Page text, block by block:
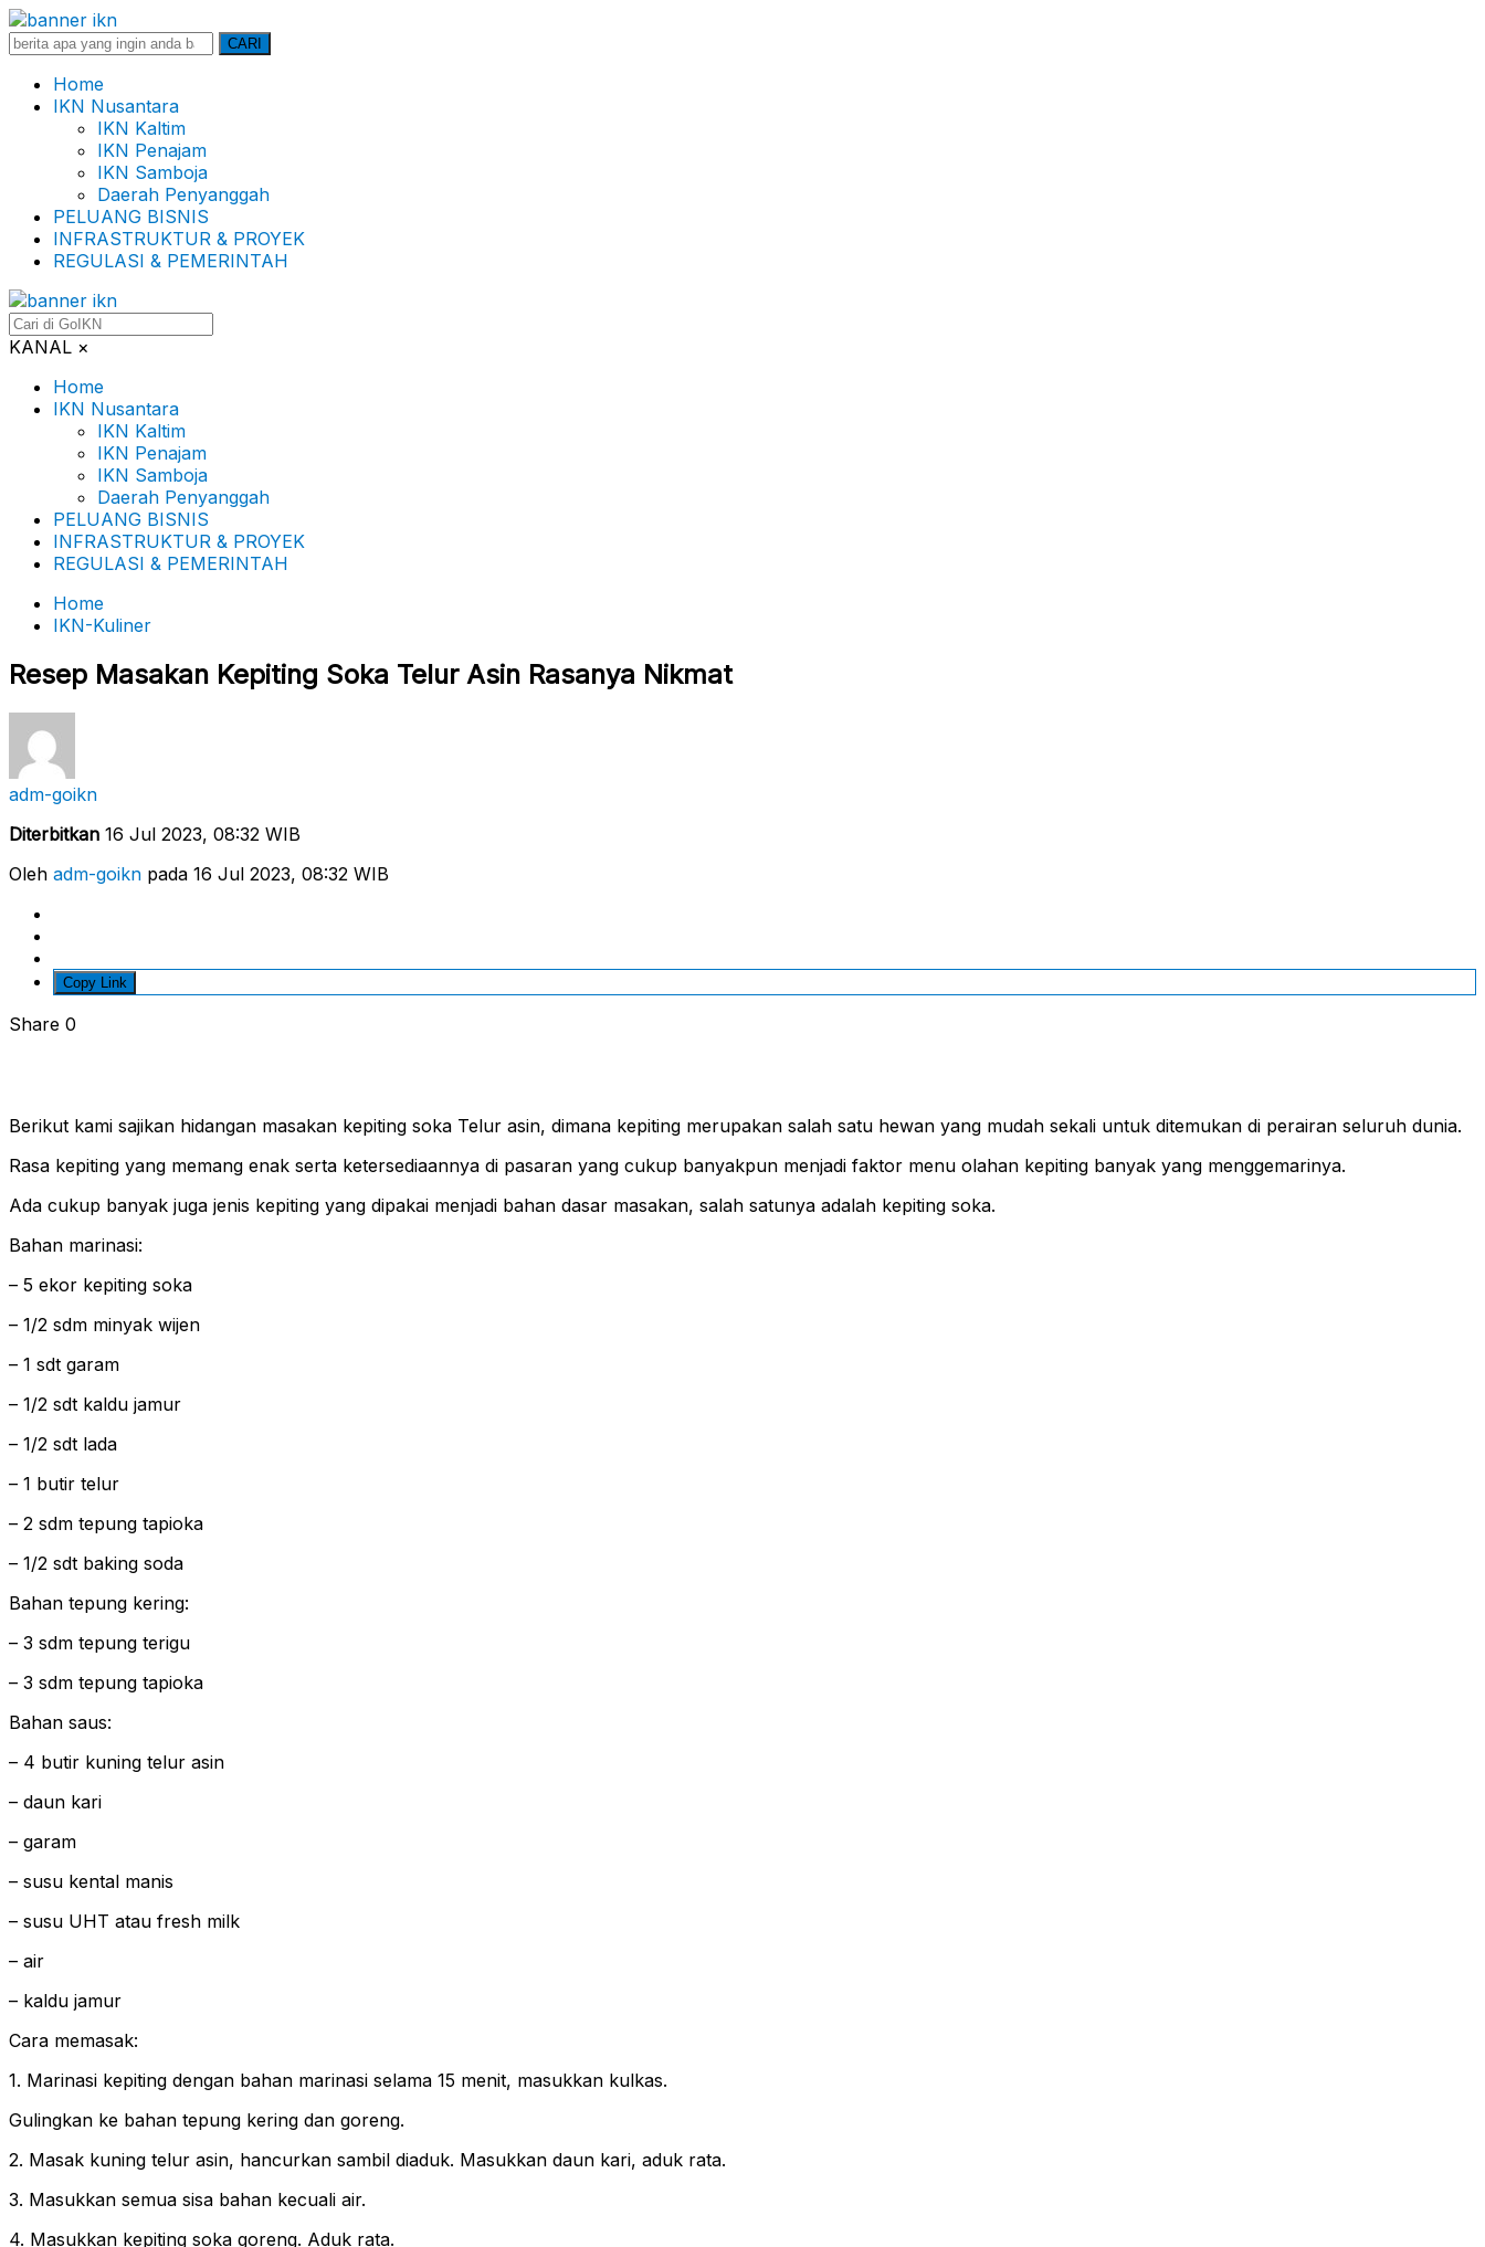
Search
CARI
Home
IKN Nusantara
IKN Kaltim
IKN Penajam
IKN Samboja
Daerah Penyanggah
PELUANG BISNIS
INFRASTRUKTUR & PROYEK
REGULASI & PEMERINTAH
KANAL ×
Home
IKN Nusantara
IKN Kaltim
IKN Penajam
IKN Samboja
Daerah Penyanggah
PELUANG BISNIS
INFRASTRUKTUR & PROYEK
REGULASI & PEMERINTAH
Home
IKN-Kuliner
Resep Masakan Kepiting Soka Telur Asin Rasanya Nikmat
adm-goikn
Diterbitkan 16 Jul 2023, 08:32 WIB
Oleh adm-goikn pada 16 Jul 2023, 08:32 WIB
Copy Link
Share 0
Berikut kami sajikan hidangan masakan kepiting soka Telur asin, dimana kepiting merupakan salah satu hewan yang mudah sekali untuk ditemukan di perairan seluruh dunia.
Rasa kepiting yang memang enak serta ketersediaannya di pasaran yang cukup banyakpun menjadi faktor menu olahan kepiting banyak yang menggemarinya.
Ada cukup banyak juga jenis kepiting yang dipakai menjadi bahan dasar masakan, salah satunya adalah kepiting soka.
Bahan marinasi:
– 5 ekor kepiting soka
– 1/2 sdm minyak wijen
– 1 sdt garam
– 1/2 sdt kaldu jamur
– 1/2 sdt lada
– 1 butir telur
– 2 sdm tepung tapioka
– 1/2 sdt baking soda
Bahan tepung kering:
– 3 sdm tepung terigu
– 3 sdm tepung tapioka
Bahan saus:
– 4 butir kuning telur asin
– daun kari
– garam
– susu kental manis
– susu UHT atau fresh milk
– air
– kaldu jamur
Cara memasak:
1. Marinasi kepiting dengan bahan marinasi selama 15 menit, masukkan kulkas.
Gulingkan ke bahan tepung kering dan goreng.
2. Masak kuning telur asin, hancurkan sambil diaduk. Masukkan daun kari, aduk rata.
3. Masukkan semua sisa bahan kecuali air.
4. Masukkan kepiting soka goreng. Aduk rata.